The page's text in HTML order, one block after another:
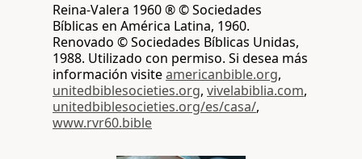
Reina-Valera 1960 ® © Sociedades
Bíblicas en América Latina, 1960.
Renovado © Sociedades Bíblicas Unidas,
1988. Utilizado con permiso. Si desea más
información visiteamericanbible.org,
unitedbiblesocieties.org, vivelabiblia.com,
unitedbiblesocieties.org/es/casa/,
www.rvr60.bible